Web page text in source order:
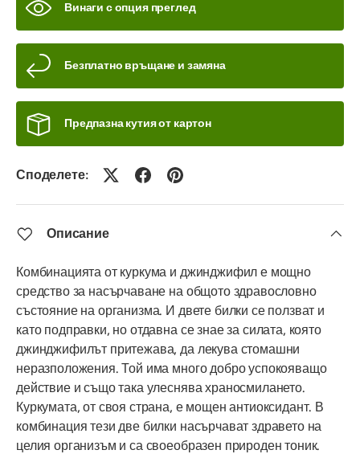
Винаги с опция преглед
Безплатно връщане и замяна
Предпазна кутия от картон
Споделете:
Описание
Комбинацията от куркума и джинджифил е мощно
средство за насърчаване на общото здравословно
състояние на организма. И двете билки се ползват и
като подправки, но отдавна се знае за силата, която
джинджифилът притежава, да лекува стомашни
неразположения. Той има много добро успокояващо
действие и също така улеснява храносмилането.
Куркумата, от своя страна, е мощен антиоксидант. В
комбинация тези две билки насърчават здравето на
целия организъм и са своеобразен природен тоник.